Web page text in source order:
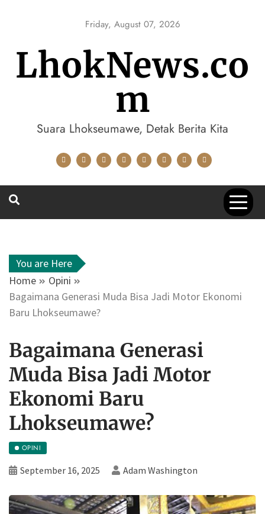
Friday, August 07, 2026
LhokNews.co
m
Suara Lhokseumawe, Detak Berita Kita
You are Here
Home
Opini
Bagaimana Generasi Muda Bisa Jadi Motor Ekonomi
Baru Lhokseumawe?
Bagaimana Generasi
Muda Bisa Jadi Motor
Ekonomi Baru
Lhokseumawe?
OPINI
September 16, 2025 Adam Washington